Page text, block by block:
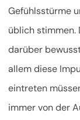
Gefühlsstürme
üblich stimmen.
darüber
allem diese
eintreten
immer von der